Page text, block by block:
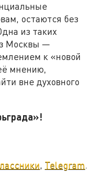
остаются без
из таких
Москвы —
к «новой
мнению,
вне духовного
Telegram